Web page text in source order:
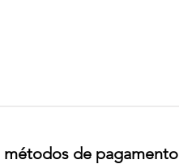
de pagamento